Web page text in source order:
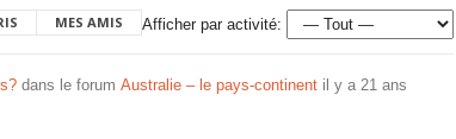
MES AMIS Afficher par activité:
dans le forum Australie – le pays-continent il y a 21 ans